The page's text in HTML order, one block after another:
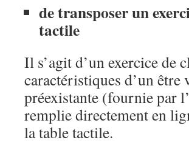
de transposer un
tactile
Il s’agit d’un exercice de
caractéristiques d’un
préexistante (fournie par
remplie directement en
la table tactile.